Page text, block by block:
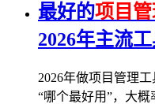
最好的项目
2026年主流
2026年做项目管理
“哪个最好用”，大